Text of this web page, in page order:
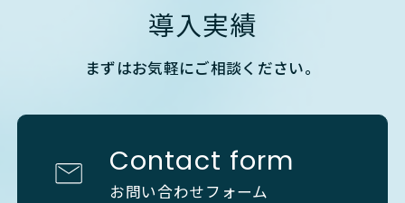
導入実績
まずはお気軽にご相談ください。
Contact form
お問い合わせフォーム